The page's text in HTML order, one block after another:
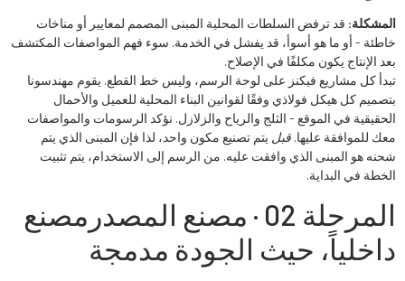
المشكلة: قد ترفض السلطات المحلية المبنى المصمم لمعايير أو مناخات
خاطئة - أو ما هو أسوأ، قد يفشل في الخدمة. سوء فهم المواصفات المكتشف
بعد الإنتاج يكون مكلفًا في الإصلاح.
تبدأ كل مشاريع فيكنز على لوحة الرسم، وليس خط القطع. يقوم مهندسونا
بتصميم كل هيكل فولاذي وفقًا لقوانين البناء المحلية للعميل والأحمال
الحقيقية في الموقع - الثلج والرياح والزلازل. نؤكد الرسومات والمواصفات
معك للموافقة عليها. قبل يتم تصنيع مكون واحد، لذا فإن المبنى الذي يتم
شحنه هو المبنى الذي وافقت عليه. من الرسم إلى الاستخدام، يتم تثبيت
الخطة في البداية.
المرحلة 02 · مصنع المصدر
مصنع
داخلياً، حيث الجودة مدمجة